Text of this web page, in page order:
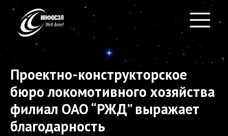
Проектно-конструкторское
бюро локомотивного хозяйства
филиал ОАО “РЖД” выражает
благодарность